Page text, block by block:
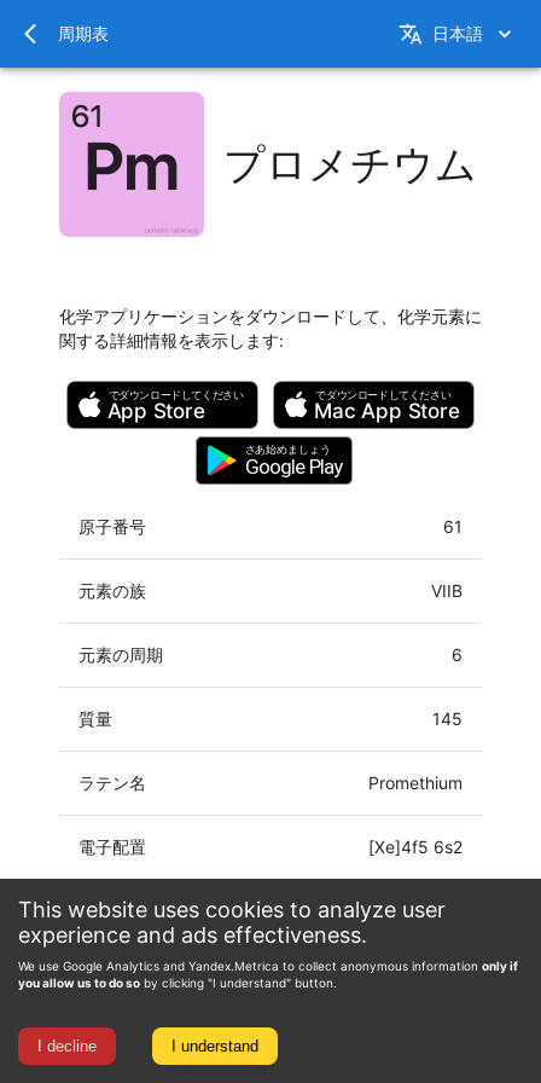
This website uses cookies to analyze user
experience and ads effectiveness.
We use Google Analytics and Yandex.Metrica to collect anonymous information only if
you allow us to do so by clicking "I understand" button.
I decline I understand
周期表 日本語
プロメチウム
化学アプリケーションをダウンロードして、化学元素に
関する詳細情報を表示します:
でダウンロードしてください
App Store
でダウンロードしてください
MacApp Store
さあ始めましょう
Google Play
原子番号 61
元素の族 VIIB
元素の周期 6
質量 145
ラテン名 Promethium
電子配置 [Xe]4f5 6s2
酸化数 0, 2, 3